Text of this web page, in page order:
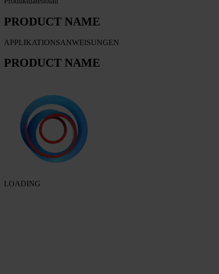
PRODUCT NAME
APPLIKATIONSANWEISUNGEN
PRODUCT NAME
LOADING